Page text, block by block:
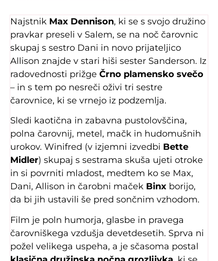
Najstnik Max Dennison, ki se s svojo družino
pravkar preseli v Salem, se na noč čarovnic
skupaj s sestro Dani in novo prijateljico
Allison znajde v stari hiši sester Sanderson. Iz
radovednosti prižge Črno plamensko svečo
– in s tem po nesreči oživi tri sestre
čarovnice, ki se vrnejo iz podzemlja.
Sledi kaotična in zabavna pustolovščina,
polna čarovnij, metel, mačk in hudomušnih
urokov. Winifred (v izjemni izvedbi Bette
Midler) skupaj s sestrama skuša ujeti otroke
in si povrniti mladost, medtem ko se Max,
Dani, Allison in čarobni maček Binx borijo,
da bi jih ustavili še pred sončnim vzhodom.
Film je poln humorja, glasbe in pravega
čarovniškega vzdušja devetdesetih. Sprva ni
požel velikega uspeha, a je sčasoma postal